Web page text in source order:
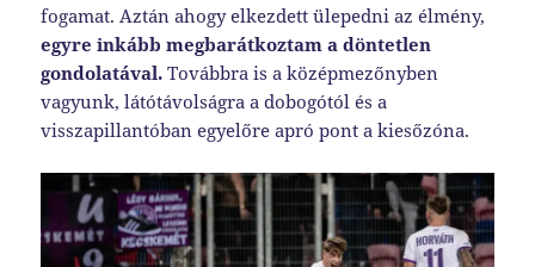
fogamat. Aztán ahogy elkezdett ülepedni az élmény,
egyre inkább megbarátkoztam a döntetlen
gondolatával. Továbbra is a középmezőnyben
vagyunk, látótávolságra a dobogótól és a
visszapillantóban egyelőre apró pont a kiesőzóna.